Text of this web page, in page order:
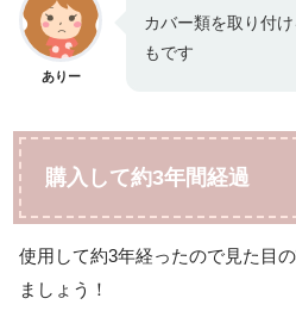
ありー
カバー類を取り付
もです
購入して約3年間経過
使用して約3年経ったので見た目
ましょう！